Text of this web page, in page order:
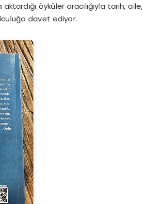
öyküler aracılığıyla tarih, aile,
davet ediyor.